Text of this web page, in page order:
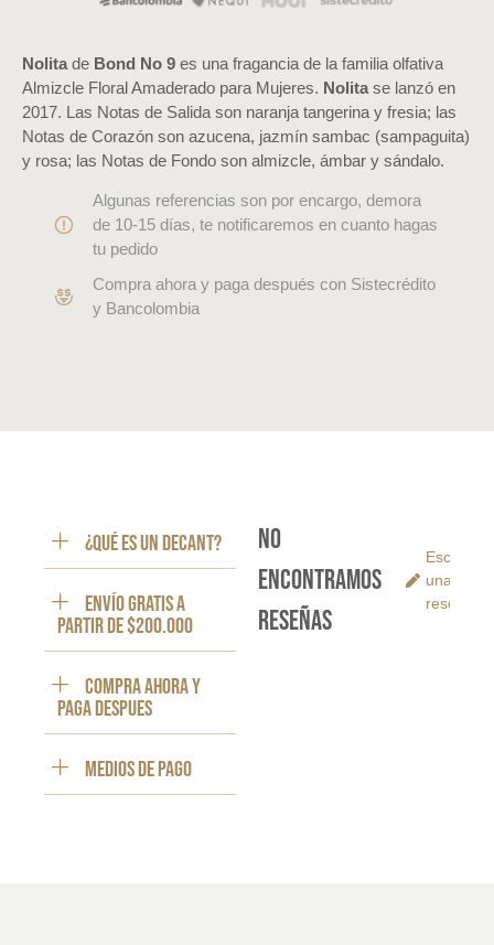
Nolita de Bond No 9 es una fragancia de la familia olfativa
Almizcle Floral Amaderado para Mujeres. Nolita se lanzó en
2017. Las Notas de Salida son naranja tangerina y fresia; las
Notas de Corazón son azucena, jazmín sambac (sampaguita)
y rosa; las Notas de Fondo son almizcle, ámbar y sándalo.
Algunas referencias son por encargo, demora
de 10-15 días, te notificaremos en cuanto hagas
tu pedido
Compra ahora y paga después con Sistecrédito
y Bancolombia
¿Qué es un decant?
ENVÍO GRATIS a
partir de $200.000
Compra ahora y
paga despues
Medios de pago
No
encontramos
reseñas
Escribe
una
reseña